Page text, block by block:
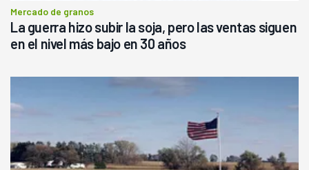
Mercado de granos
La guerra hizo subir la soja, pero las ventas siguen
en el nivel más bajo en 30 años